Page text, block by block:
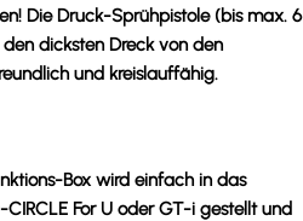
Die Druck-Sprühpistole (bis max. 6
dicksten Dreck von den
und kreislauffähig.
Box wird einfach in das
CIRCLE For U oder GT-i gestellt und